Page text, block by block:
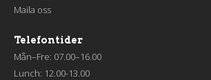
Maila oss
Telefontider
Mån–Fre: 07.00–16.00
Lunch: 12.00-13.00